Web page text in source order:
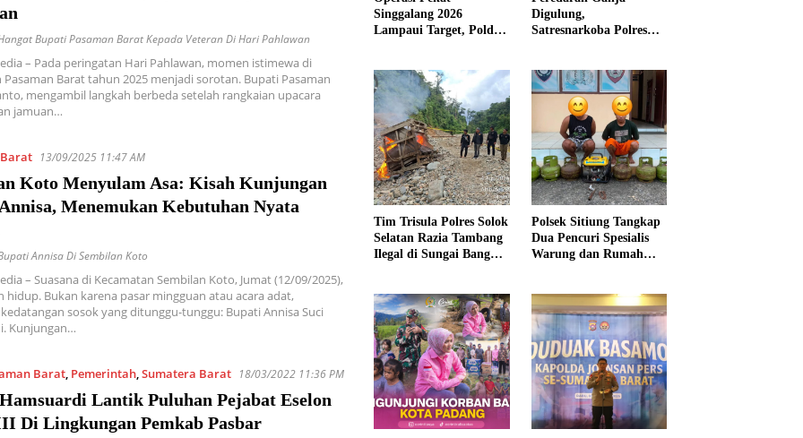
Bupati Pasaman Barat Kepada Veteran Di Hari Pahlawan
– Pada peringatan Hari Pahlawan, momen istimewa di
Pasaman Barat tahun 2025 menjadi sorotan. Bupati Pasaman
mengambil langkah berbeda setelah rangkaian upacara
jamuan…
13/09/2025 11:47 AM
Koto Menyulam Asa: Kisah Kunjungan
Menemukan Kebutuhan Nyata
Annisa Di Sembilan Koto
– Suasana di Kecamatan Sembilan Koto, Jumat (12/09/2025),
hidup. Bukan karena pasar mingguan atau acara adat,
sosok yang ditunggu-tunggu: Bupati Annisa Suci
Kunjungan…
Barat, Pemerintah,Sumatera Barat 18/03/2022 11:36 PM
Lantik Puluhan Pejabat Eselon
Di Lingkungan Pemkab Pasbar
Singgalang 2026
Lampaui Target, Polda
Kriminal
Digulung,
Satresnarkoba Polres
Siap Edar di Tanah
Datar
Tim Trisula Polres Solok
Selatan Razia Tambang
Ilegal di Sungai Bangko,
Polsek Sitiung Tangkap
Dua Pencuri Spesialis
Warung dan Rumah